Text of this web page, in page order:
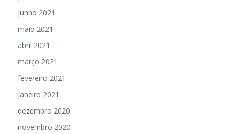
junho 2021
maio 2021
abril 2021
março 2021
fevereiro 2021
janeiro 2021
dezembro 2020
novembro 2020